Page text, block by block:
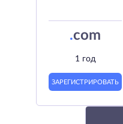
.com
1 год
ЗАРЕГИСТРИРОВАТЬ